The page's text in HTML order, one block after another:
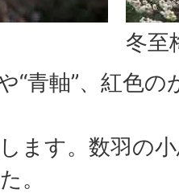
冬至
“青軸”、紅色
ます。数羽の
。